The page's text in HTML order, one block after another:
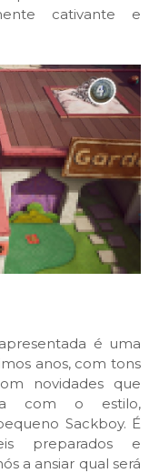
cativante e
é uma
anos, com tons
novidades que
com o estilo,
Sackboy. É
preparados e
a ansiar qual será